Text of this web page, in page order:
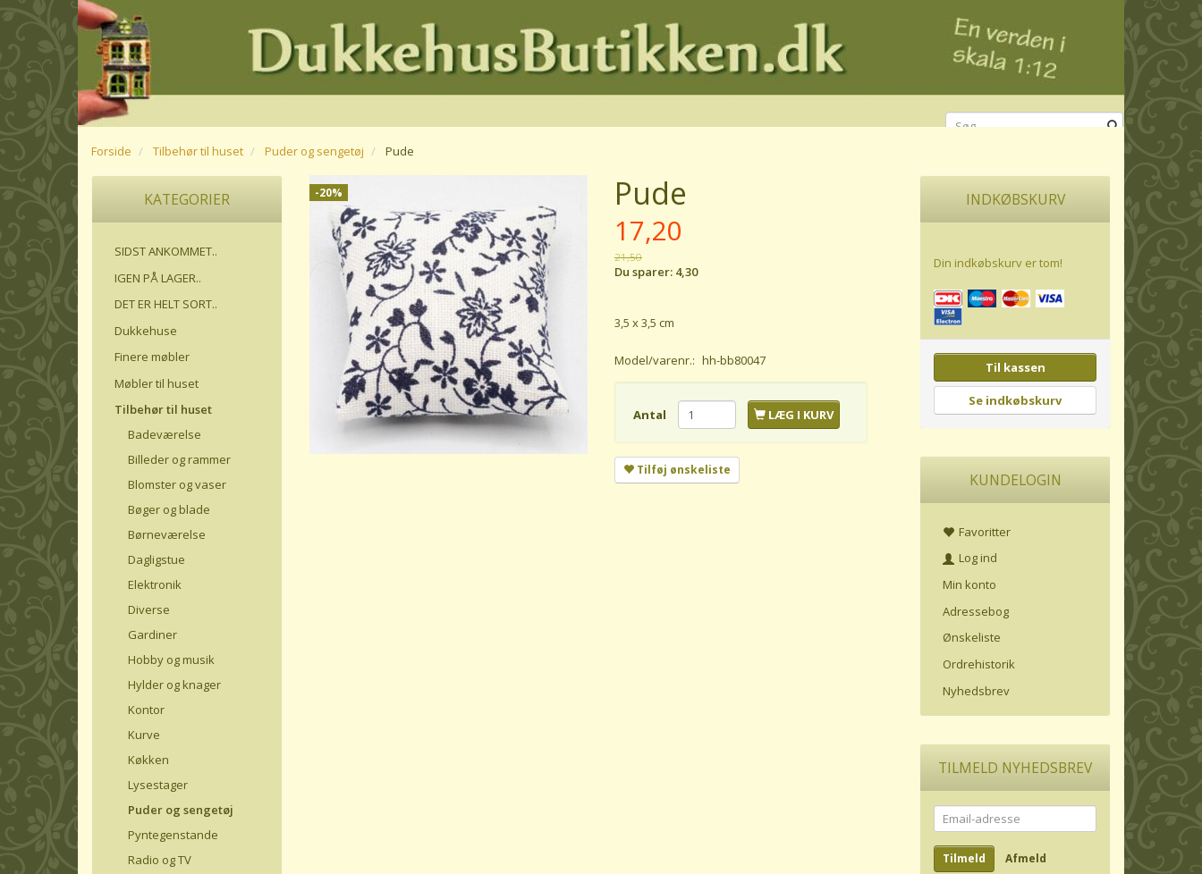
Forside Tilbehør til huset Puder og sengetøj Pude
KATEGORIER
SIDST ANKOMMET..
IGEN PÅ LAGER..
DET ER HELT SORT..
Dukkehuse
Finere møbler
Møbler til huset
Tilbehør til huset
Badeværelse
Billeder og rammer
Blomster og vaser
Bøger og blade
Børneværelse
Dagligstue
Elektronik
Diverse
Gardiner
Hobby og musik
Hylder og knager
Kontor
Kurve
Køkken
Lysestager
Puder og sengetøj
Pyntegenstande
Radio og TV
-20% Pude
17,20
21,50
Du sparer: 4,30
3,5 x 3,5 cm
Model/varenr.: hh-bb80047
Antal LÆG I KURV
Tilføj ønskeliste
INDKØBSKURV
Din indkøbskurv er tom!
Til kassen
Se indkøbskurv
KUNDELOGIN
Favoritter
Log ind
Min konto
Adressebog
Ønskeliste
Ordrehistorik
Nyhedsbrev
TILMELD NYHEDSBREV
Email-
adresse
Tilmeld Afmeld